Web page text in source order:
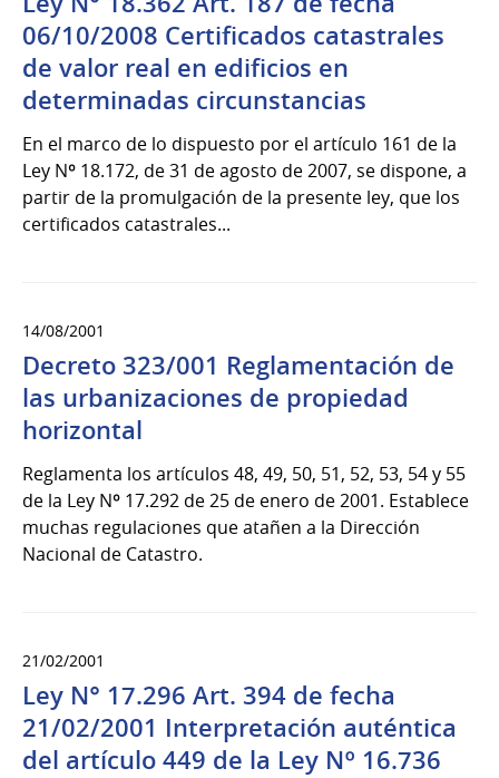
06/10/2008 Certificados catastrales
de valor real en edificios en
determinadas circunstancias
En el marco de lo dispuesto por el artículo 161 de la
Ley Nº 18.172, de 31 de agosto de 2007, se dispone, a
partir de la promulgación de la presente ley, que los
certificados catastrales...
14/08/2001
Decreto 323/001 Reglamentación de
las urbanizaciones de propiedad
horizontal
Reglamenta los artículos 48, 49, 50, 51, 52, 53, 54 y 55
de la Ley Nº 17.292 de 25 de enero de 2001. Establece
muchas regulaciones que atañen a la Dirección
Nacional de Catastro.
21/02/2001
Ley N° 17.296 Art. 394 de fecha
21/02/2001 Interpretación auténtica
del artículo 449 de la Ley Nº 16.736